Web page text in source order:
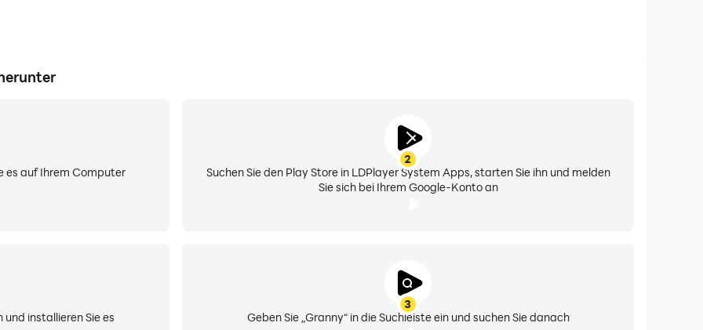
es auf Ihrem Computer
2
Suchen Sie den Play Store in LDPlayer System Apps, starten Sie ihn und melden
Sie sich bei Ihrem Google-Konto an
3
Geben Sie „Granny“ in die Suchleiste ein und suchen Sie danach
installieren Sie es